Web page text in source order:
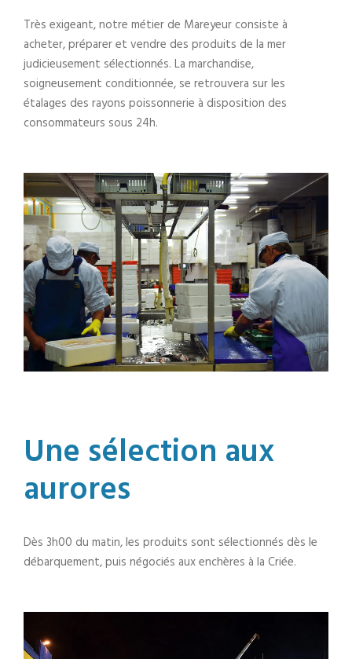
Très exigeant, notre métier de Mareyeur consiste à
acheter, préparer et vendre des produits de la mer
judicieusement sélectionnés. La marchandise,
soigneusement conditionnée, se retrouvera sur les
étalages des rayons poissonnerie à disposition des
consommateurs sous 24h.
Une sélection aux
aurores
Dès 3h00 du matin, les produits sont sélectionnés dès le
débarquement, puis négociés aux enchères à la Criée.